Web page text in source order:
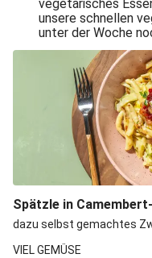
Vegane Beyond
Spätzle in
One Pan: Pikante
vegetarisches
unsere schnellen
unter der Woche
Spätzle in
dazu selbst gemachtes
VIEL GEMÜSE